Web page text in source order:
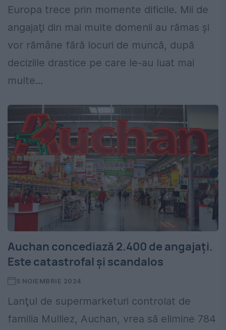
Europa trece prin momente dificile. Mii de
angajaţi din mai multe domenii au rămas și
vor rămâne fără locuri de muncă, după
deciziile drastice pe care le-au luat mai
multe...
Auchan concediază 2.400 de angajați.
Este catastrofal și scandalos
5 NOIEMBRIE 2024
Lanţul de supermarketuri controlat de
familia Mulliez, Auchan, vrea să elimine 784